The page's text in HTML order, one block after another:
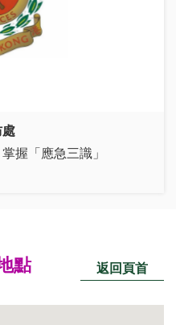
處
握「應急三識」
點 返回頁首